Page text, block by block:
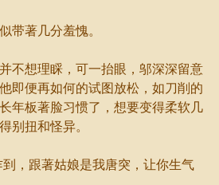
著几分羞愧。
想理睬，可一抬眼，邬深深留意
即便再如何的试图放松，如刀削的
年板著脸习惯了，想要变得柔软几
别扭和怪异。
跟著姑娘是我唐突，让你生气